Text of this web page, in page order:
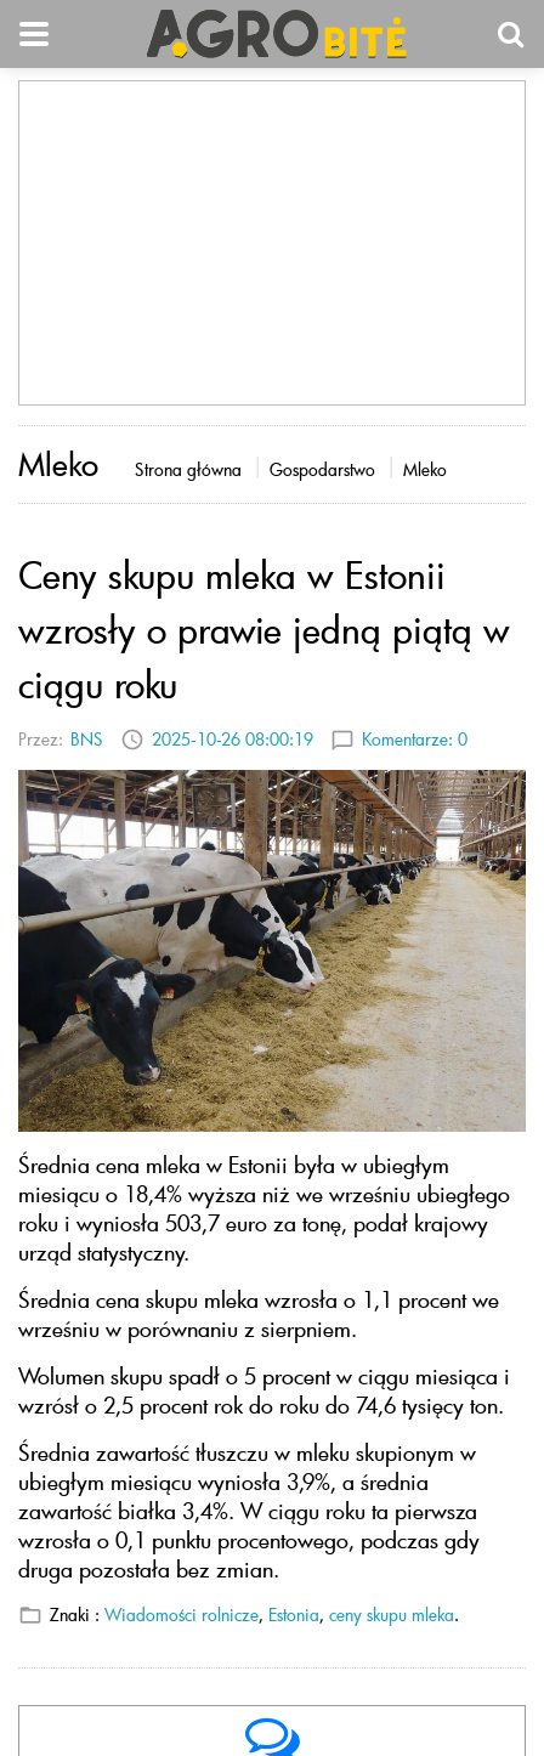
Mleko Strona główna Gospodarstwo Mleko
Ceny skupu mleka w Estonii
wzrosły o prawie jedną piątą w
ciągu roku
Przez: BNS 2025-10-26 08:00:19 Komentarze: 0
Średnia cena mleka w Estonii była w ubiegłym
miesiącu o 18,4% wyższa niż we wrześniu ubiegłego
roku i wyniosła 503,7 euro za tonę, podał krajowy
urząd statystyczny.
Średnia cena skupu mleka wzrosła o 1,1 procent we
wrześniu w porównaniu z sierpniem.
Wolumen skupu spadł o 5 procent w ciągu miesiąca i
wzrósł o 2,5 procent rok do roku do 74,6 tysięcy ton.
Średnia zawartość tłuszczu w mleku skupionym w
ubiegłym miesiącu wyniosła 3,9%, a średnia
zawartość białka 3,4%. W ciągu roku ta pierwsza
wzrosła o 0,1 punktu procentowego, podczas gdy
druga pozostała bez zmian.
Znaki : Wiadomości rolnicze, Estonia, ceny skupu mleka.